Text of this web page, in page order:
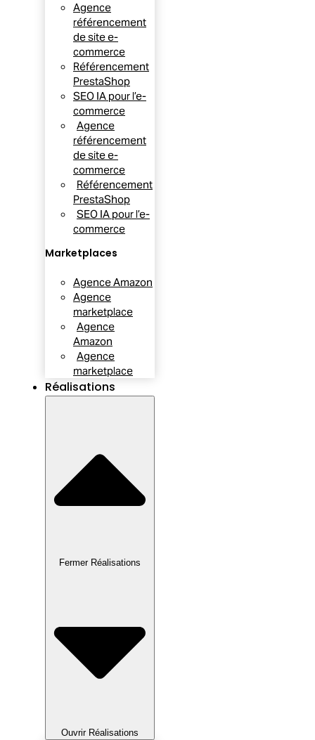
Agence
référencement
de site e-
commerce
Référencement
PrestaShop
SEO IA pour l’e-
commerce
Agence
référencement
de site e-
commerce
Référencement
PrestaShop
SEO IA pour l’e-
commerce
Marketplaces
Agence Amazon
Agence
marketplace
Agence
Amazon
Agence
marketplace
Réalisations
Fermer Réalisations
Ouvrir Réalisations